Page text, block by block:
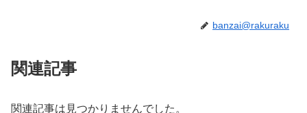
banzai@rakuraku
関連記事
関連記事は見つかりませんでした。